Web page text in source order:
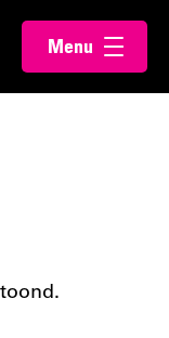
Menu
openen